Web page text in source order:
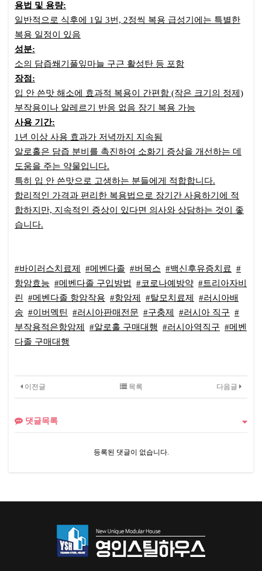
용법 및 용량:
일반적으로 식후에 1일 3번, 2정씩 복용 급성기에는 특별한
복용 일정이 있음
성분:
소의 담즙쐐기풀잎마늘 구근 활성탄 등 포함
장점:
입 안 쓴맛 해소에 효과적 복용이 간편함 (작은 크기의 정제)
부작용이나 알레르기 반응 없음 장기 복용 가능
사용 기간:
1년 이상 사용 효과가 저녁까지 지속됨
알로홀은 담즙 분비를 촉진하여 소화기 증상을 개선하는 데
도움을 주는 약물입니다.
특히 입 안 쓴맛으로 고생하는 분들에게 적합합니다.
합리적인 가격과 편리한 복용법으로 장기간 사용하기에 적
합하지만, 지속적인 증상이 있다면 의사와 상담하는 것이 좋
습니다.
#바이러스치료제 #메벤다졸 #버목스 #백신후유증치료
#
항암효능 #메벤다졸 구입방법 #코로나예방약 #트리아자비
린
#메벤다졸 항암작용 #항암제 #탈모치료제
#러시아배
송 #이버멕틴 #러시아판매전문 #구충제 #러시아 직구 #
부작용적은항암제
#알로홀 구매대행 #러시아역직구 #메벤
다졸 구매대행
이전글 다음글
목록
댓글목록
등록된 댓글이 없습니다.